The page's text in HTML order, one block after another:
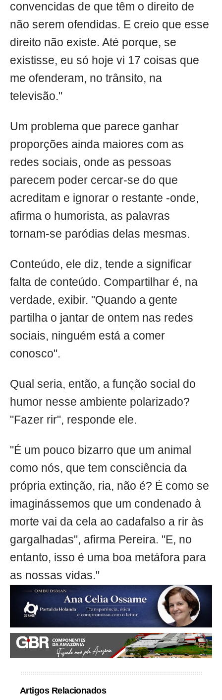
convencidas de que têm o direito de
não serem ofendidas. E creio que esse
direito não existe. Até porque, se
existisse, eu só hoje vi 17 coisas que
me ofenderam, no trânsito, na
televisão."
Um problema que parece ganhar
proporções ainda maiores com as
redes sociais, onde as pessoas
parecem poder cercar-se do que
acreditam e ignorar o restante -onde,
afirma o humorista, as palavras
tornam-se paródias delas mesmas.
Conteúdo, ele diz, tende a significar
falta de conteúdo. Compartilhar é, na
verdade, exibir. "Quando a gente
partilha o jantar de ontem nas redes
sociais, ninguém está a comer
conosco".
Qual seria, então, a função social do
humor nesse ambiente polarizado?
"Fazer rir", responde ele.
"É um pouco bizarro que um animal
como nós, que tem consciência da
própria extinção, ria, não é? É como se
imaginássemos que um condenado à
morte vai da cela ao cadafalso a rir às
gargalhadas", afirma Pereira. "E, no
entanto, isso é uma boa metáfora para
as nossas vidas."
Artigos Relacionados